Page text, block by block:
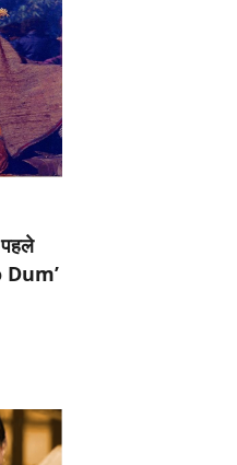
Dum’